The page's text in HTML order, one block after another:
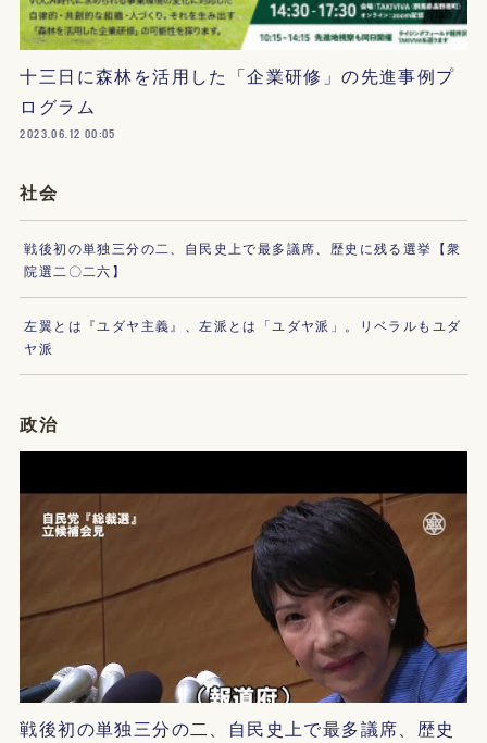
十三日に森林を活用した「企業研修」の先進事例プ
ログラム
2023.06.12 00:05
社会
戦後初の単独三分の二、自民史上で最多議席、歴史に残る選挙【衆
院選二〇二六】
左翼とは『ユダヤ主義』、左派とは「ユダヤ派」。リベラルもユダ
ヤ派
政治
戦後初の単独三分の二、自民史上で最多議席、歴史